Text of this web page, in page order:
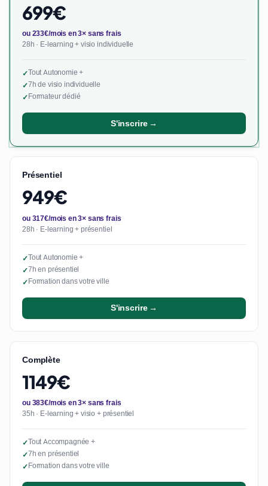
699€
ou 233€/mois en 3× sans frais
28h · E-learning + visio individuelle
✓Tout Autonomie +
✓7h de visio individuelle
✓Formateur dédié
S'inscrire →
Présentiel
949€
ou 317€/mois en 3× sans frais
28h · E-learning + présentiel
✓Tout Autonomie +
✓7h en présentiel
✓Formation dans votre ville
S'inscrire →
Complète
1149€
ou 383€/mois en 3× sans frais
35h · E-learning + visio + présentiel
✓Tout Accompagnée +
✓7h en présentiel
✓Formation dans votre ville